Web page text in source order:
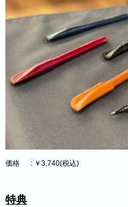
価格 : ￥3,740(税込)
特典